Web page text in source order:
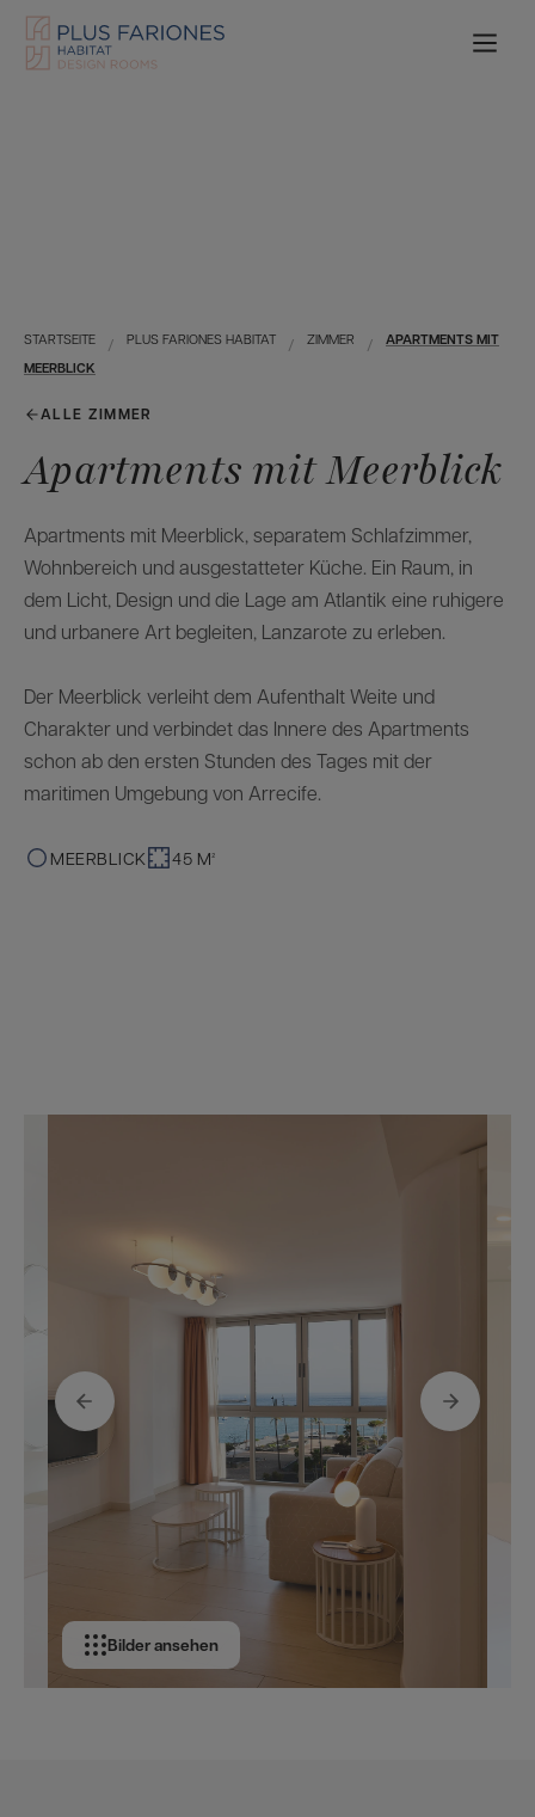
STARTSEITE PLUS FARIONES HABITAT ZIMMER
APARTMENTS MIT
MEERBLICK
ALLE ZIMMER
Apartments mit Meerblick
Apartments mit Meerblick, separatem Schlafzimmer,
Wohnbereich und ausgestatteter Küche. Ein Raum, in
dem Licht, Design und die Lage am Atlantik eine ruhigere
und urbanere Art begleiten, Lanzarote zu erleben.
Der Meerblick verleiht dem Aufenthalt Weite und
Charakter und verbindet das Innere des Apartments
schon ab den ersten Stunden des Tages mit der
maritimen Umgebung von Arrecife.
MEERBLICK 45 M²
Bilder ansehen